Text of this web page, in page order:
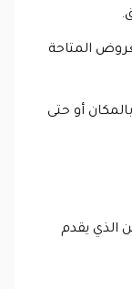
المتاحة
أو حتى
الذي يقدم